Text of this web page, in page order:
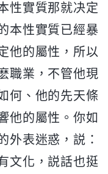
性實質那就决定
本性實質已經暴
他的屬性，所以
職業，不管他現
何、他的先天條
他的屬性。你如
外表迷惑，説：
文化，説話也挺